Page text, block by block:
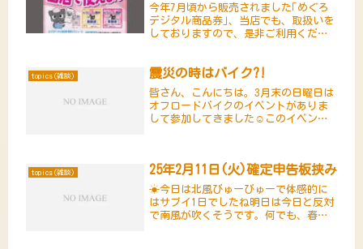
今年7月頃から販売されました｢めぐろ
デジタル商品券｣、当店でも、取扱いを
しておりますので、是非ご利用くださ
方利用できます。利用期間は12月26日
(金)までです。利用期間を...
topics(雑談) 震災の時はバイク?!
皆さん、こんにちは。3月末の日曜日は
オフロードバイクのイベントがありま
して参加してきました☺️このイベント
ースの殆どが舗装路ですが一部...
topics(雑談) 25年2月11日(火)確定申告板挟み
☀今日は北風びゅーびゅーで体感的に
はサブイ1日でしたね明日は今日と反対
で南風が吹くそうです。何でも、春一